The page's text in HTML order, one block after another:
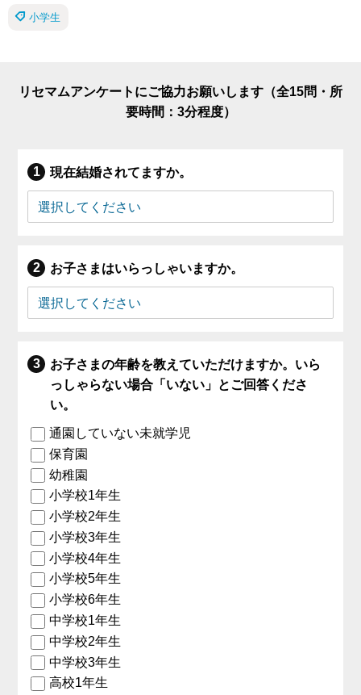
小学生
リセマムアンケートにご協力お願いします（全15問・所
要時間：3分程度）
現在結婚されてますか。
お子さまはいらっしゃいますか。
お子さまの年齢を教えていただけますか。いら
っしゃらない場合「いない」とご回答くださ
い。
通園していない未就学児
保育園
幼稚園
小学校1年生
小学校2年生
小学校3年生
小学校4年生
小学校5年生
小学校6年生
中学校1年生
中学校2年生
中学校3年生
高校1年生